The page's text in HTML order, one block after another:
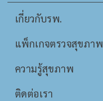
เกี่ยวกับรพ.
แพ็กเกจตรวจสุขภาพ
ความรู้สุขภาพ
ติดต่อเรา